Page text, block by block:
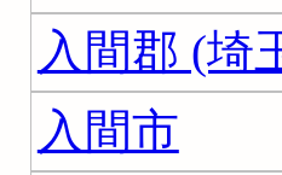
入間郡 (埼
入間市